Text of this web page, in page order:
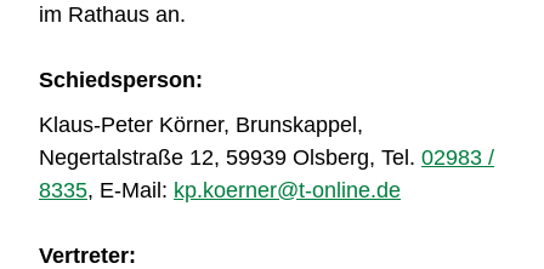
im Rathaus an.
Schiedsperson:
Klaus-Peter Körner, Brunskappel,
Negertalstraße 12, 59939 Olsberg, Tel. 02983 /
8335, E-Mail: kp.koerner@t-online.de
Vertreter: